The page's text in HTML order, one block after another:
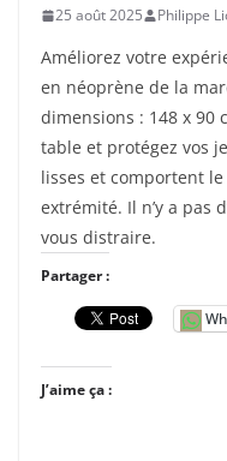
25 août 2025 Philippe
Améliorez votre
en néoprène de la
dimensions : 148 x 90
table et protégez vos
lisses et comportent
extrémité. Il n’y a pas
vous distraire.
Partager :
J’aime ça :